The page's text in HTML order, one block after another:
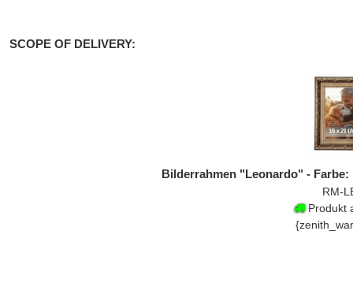
SCOPE OF DELIVERY:
Bilderrahmen "Leonardo" -
RM-
Produkt